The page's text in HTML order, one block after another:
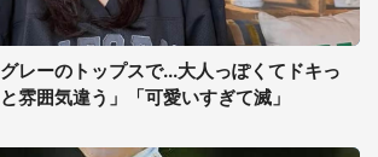
レーのトップスで...大人っぽくてドキっ
雰囲気違う」「可愛いすぎて滅」